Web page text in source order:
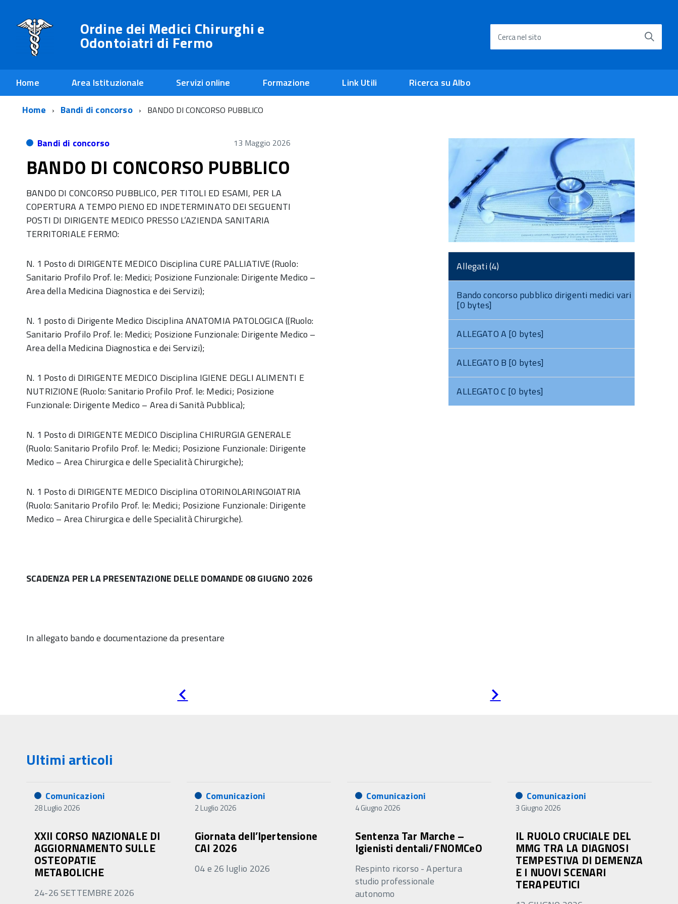
Ordine dei Medici Chirurghi e
Odontoiatri di Fermo Cerca nel sito
Home Area Istituzionale Servizi online Formazione Link Utili
Ricerca su Albo
Home
Bandi di concorso BANDO DI CONCORSO PUBBLICO
Bandi di concorso 13 Maggio 2026
BANDO DI CONCORSO PUBBLICO
BANDO DI CONCORSO PUBBLICO, PER TITOLI ED ESAMI, PER LA
COPERTURA A TEMPO PIENO ED INDETERMINATO DEI SEGUENTI
POSTI DI DIRIGENTE MEDICO PRESSO L’AZIENDA SANITARIA
TERRITORIALE FERMO:
N. 1 Posto di DIRIGENTE MEDICO Disciplina CURE PALLIATIVE (Ruolo:
Sanitario Profilo Prof. le: Medici; Posizione Funzionale: Dirigente Medico –
Area della Medicina Diagnostica e dei Servizi);
N. 1 posto di Dirigente Medico Disciplina ANATOMIA PATOLOGICA ((Ruolo:
Sanitario Profilo Prof. le: Medici; Posizione Funzionale: Dirigente Medico –
Area della Medicina Diagnostica e dei Servizi);
N. 1 Posto di DIRIGENTE MEDICO Disciplina IGIENE DEGLI ALIMENTI E
NUTRIZIONE (Ruolo: Sanitario Profilo Prof. le: Medici; Posizione
Funzionale: Dirigente Medico – Area di Sanità Pubblica);
N. 1 Posto di DIRIGENTE MEDICO Disciplina CHIRURGIA GENERALE
(Ruolo: Sanitario Profilo Prof. le: Medici; Posizione Funzionale: Dirigente
Medico – Area Chirurgica e delle Specialità Chirurgiche);
N. 1 Posto di DIRIGENTE MEDICO Disciplina OTORINOLARINGOIATRIA
(Ruolo: Sanitario Profilo Prof. le: Medici; Posizione Funzionale: Dirigente
Medico – Area Chirurgica e delle Specialità Chirurgiche).
SCADENZA PER LA PRESENTAZIONE DELLE DOMANDE 08 GIUGNO 2026
In allegato bando e documentazione da presentare
Allegati (4)
Bando concorso pubblico dirigenti medici vari
[0 bytes]
ALLEGATO A [0 bytes]
ALLEGATO B [0 bytes]
ALLEGATO C [0 bytes]
precedente successiva
Ultimi articoli
Comunicazioni
28 Luglio 2026
XXII CORSO NAZIONALE DI
AGGIORNAMENTO SULLE
OSTEOPATIE
METABOLICHE
24-26 SETTEMBRE 2026
Comunicazioni
2 Luglio 2026
Giornata dell’Ipertensione
CAI 2026
04 e 26 luglio 2026
Comunicazioni
4 Giugno 2026
Sentenza Tar Marche –
Igienisti dentali/FNOMCeO
Respinto ricorso - Apertura
studio professionale
autonomo
Comunicazioni
3 Giugno 2026
IL RUOLO CRUCIALE DEL
MMG TRA LA DIAGNOSI
TEMPESTIVA DI DEMENZA
E I NUOVI SCENARI
TERAPEUTICI